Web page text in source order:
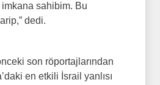
imkana sahibim. Bu
dedi.
son röportajlarından
en etkili İsrail yanlısı